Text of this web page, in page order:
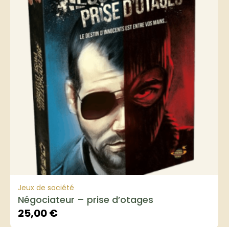
Jeux de société
Négociateur – prise d’otages
25,00€